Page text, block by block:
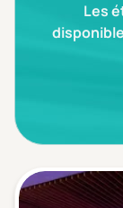
Note de nos
D'après notre
Envie de
Bord de mer
Les